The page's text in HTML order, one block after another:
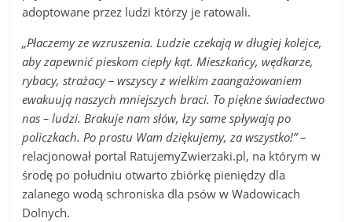
adoptowane przez ludzi którzy je ratowali.
„Płaczemy ze wzruszenia. Ludzie czekają w długiej kolejce,
aby zapewnić pieskom ciepły kąt. Mieszkańcy, wędkarze,
rybacy, strażacy – wszyscy z wielkim zaangażowaniem
ewakuują naszych mniejszych braci. To piękne świadectwo
nas – ludzi. Brakuje nam słów, łzy same spływają po
policzkach. Po prostu Wam dziękujemy, za wszystko!”–
relacjonował portal RatujemyZwierzaki.pl, na którym w
środę po południu otwarto zbiórkę pieniędzy dla
zalanego wodą schroniska dla psów w Wadowicach
Dolnych.